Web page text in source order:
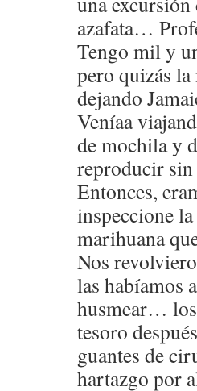
azafata…
Tengo mil y
pero quizás la
dejando
Veníaa
de mochila y
reproducir sin
Entonces,
inspeccione
marihuana
Nos
las habí­amos
husmear… los
tesoro
guantes de
hartazgo por